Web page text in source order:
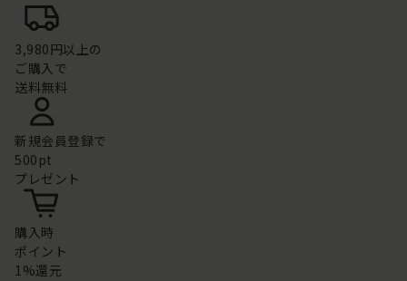
3,980円以上の
ご購入で
送料無料
新規会員登録で
500pt
プレゼント
購入時
ポイント
1%還元